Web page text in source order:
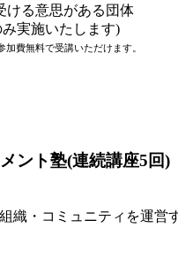
る意思がある団体
実施いたします)
費無料で受講いただけます。
ント塾(連続講座5回)
織・コミュニティを運